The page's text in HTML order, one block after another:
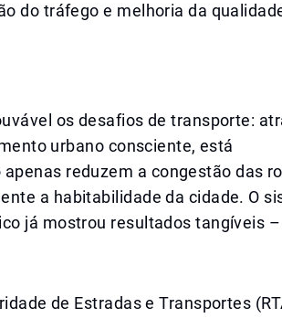
do tráfego e melhoria da
os desafios de transporte:
urbano consciente, está
reduzem a congestão das
a habitabilidade da cidade. O
já mostrou resultados tangíveis –
de Estradas e Transportes